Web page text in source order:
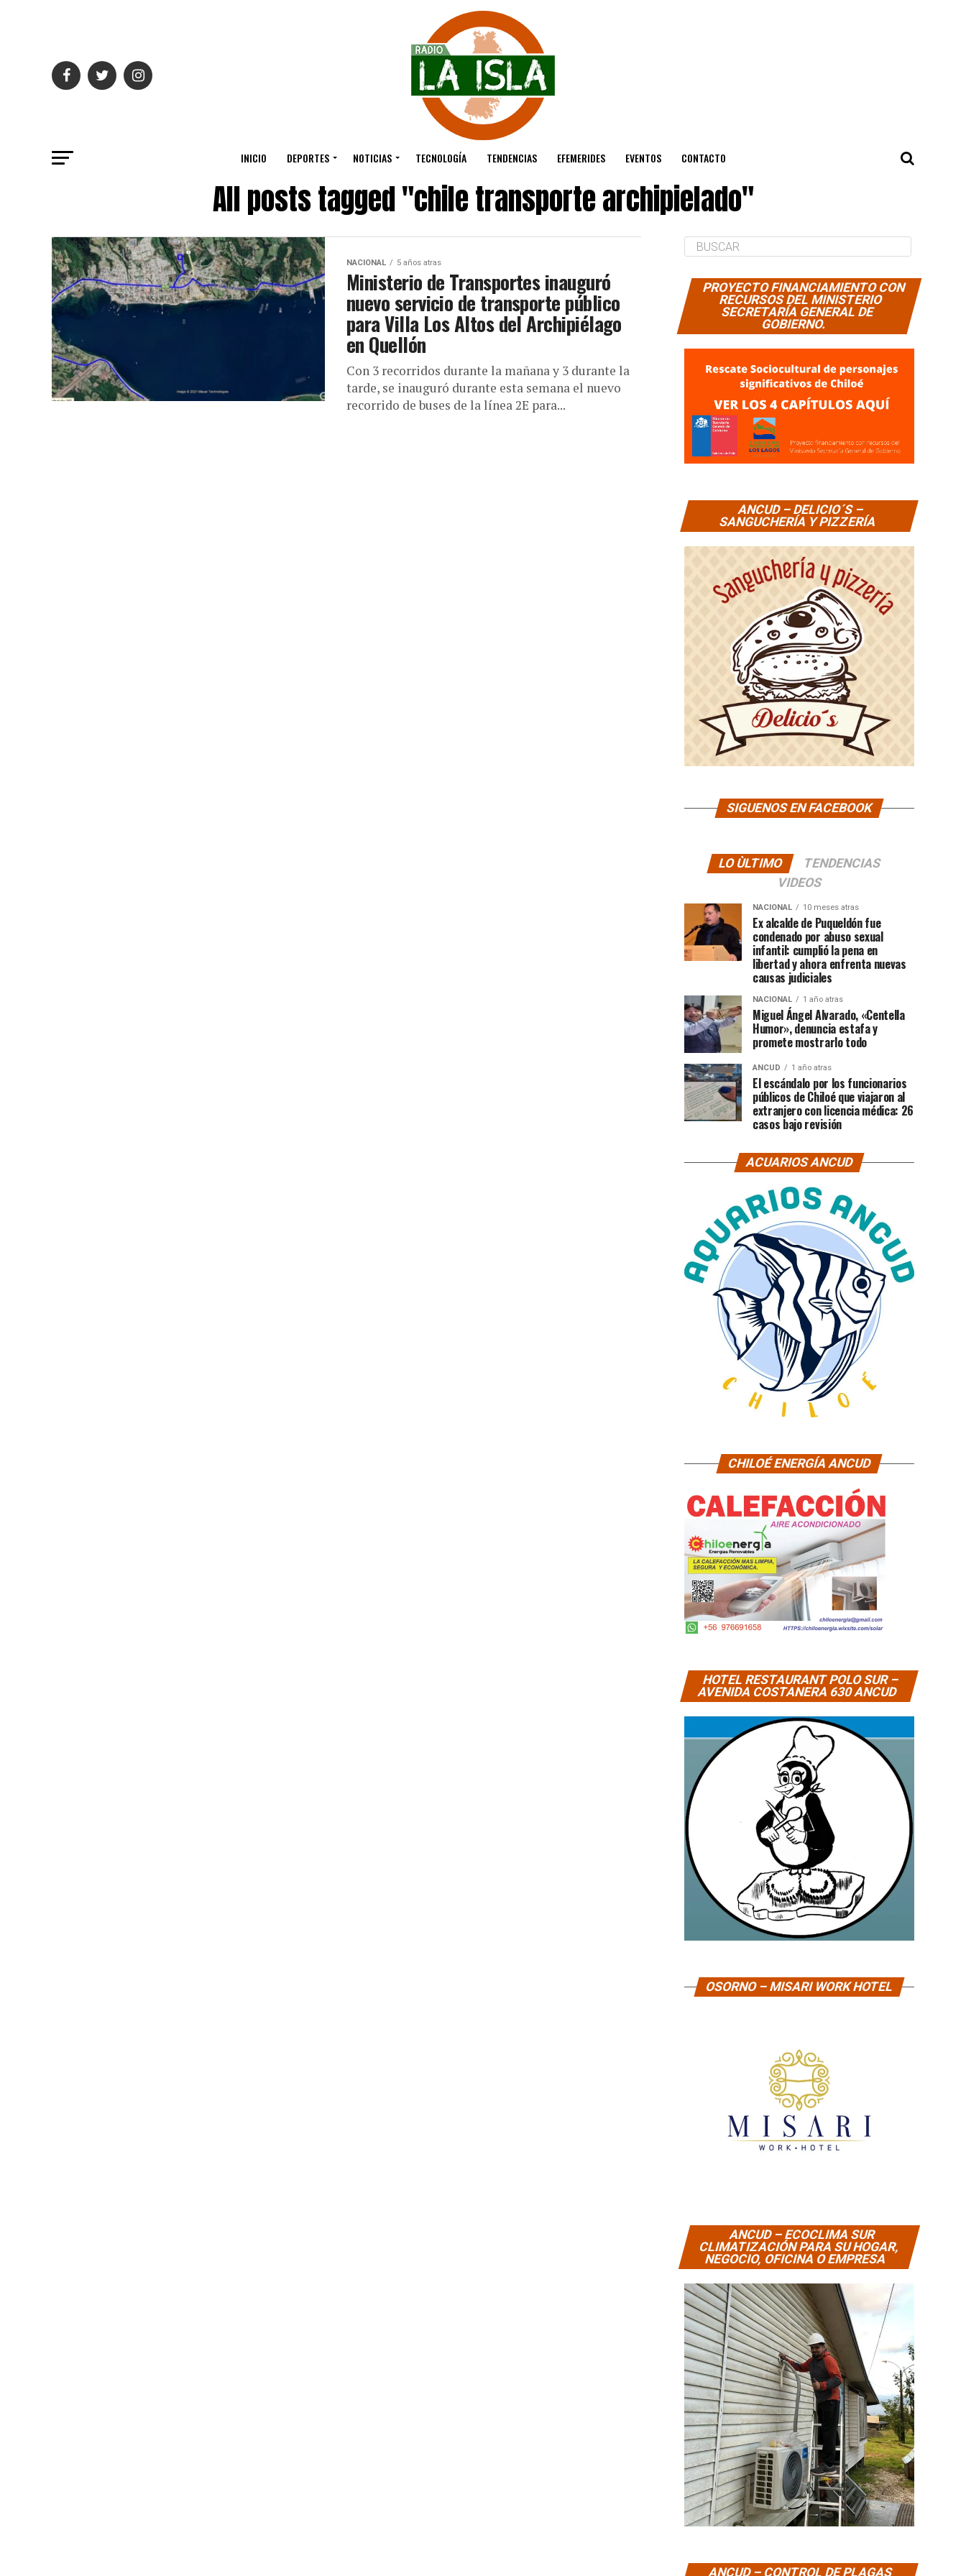
INICIO DEPORTES NOTICIAS TECNOLOGÍA TENDENCIAS EFEMERIDES EVENTOS CONTACTO
All posts tagged "chile transporte archipielado"
NACIONAL 5 años atras
Ministerio de Transportes inauguró
nuevo servicio de transporte público
para Villa Los Altos del Archipiélago
en Quellón
Con 3 recorridos durante la mañana y 3 durante la
tarde, se inauguró durante esta semana el nuevo
recorrido de buses de la línea 2E para...
PROYECTO FINANCIAMIENTO CON
RECURSOS DEL MINISTERIO
SECRETARÍA GENERAL DE
GOBIERNO.
ANCUD – DELICIO´S –
SANGUCHERÍA Y PIZZERÍA
SIGUENOS EN FACEBOOK
LO ÙLTIMO
TENDENCIAS
VIDEOS
NACIONAL 10 meses atras
Ex alcalde de Puqueldón fue
condenado por abuso sexual
infantil: cumplió la pena en
libertad y ahora enfrenta nuevas
causas judiciales
NACIONAL 1 año atras
Miguel Ángel Alvarado, «Centella
Humor», denuncia estafa y
promete mostrarlo todo
ANCUD 1 año atras
El escándalo por los funcionarios
públicos de Chiloé que viajaron al
extranjero con licencia médica: 26
casos bajo revisión
ACUARIOS ANCUD
CHILOÉ ENERGÍA ANCUD
HOTEL RESTAURANT POLO SUR –
AVENIDA COSTANERA 630 ANCUD
OSORNO – MISARI WORK HOTEL
ANCUD – ECOCLIMA SUR
CLIMATIZACIÓN PARA SU HOGAR,
NEGOCIO, OFICINA O EMPRESA
ANCUD – CONTROL DE PLAGAS